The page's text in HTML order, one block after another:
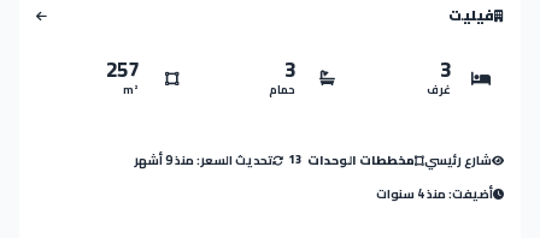
فيليت
3
غرف
3
حمام
257
m²
شارع رئيسي مخططات الوحدات 13
تحديث السعر: منذ 9 أشهر
أضيفت: منذ 4 سنوات